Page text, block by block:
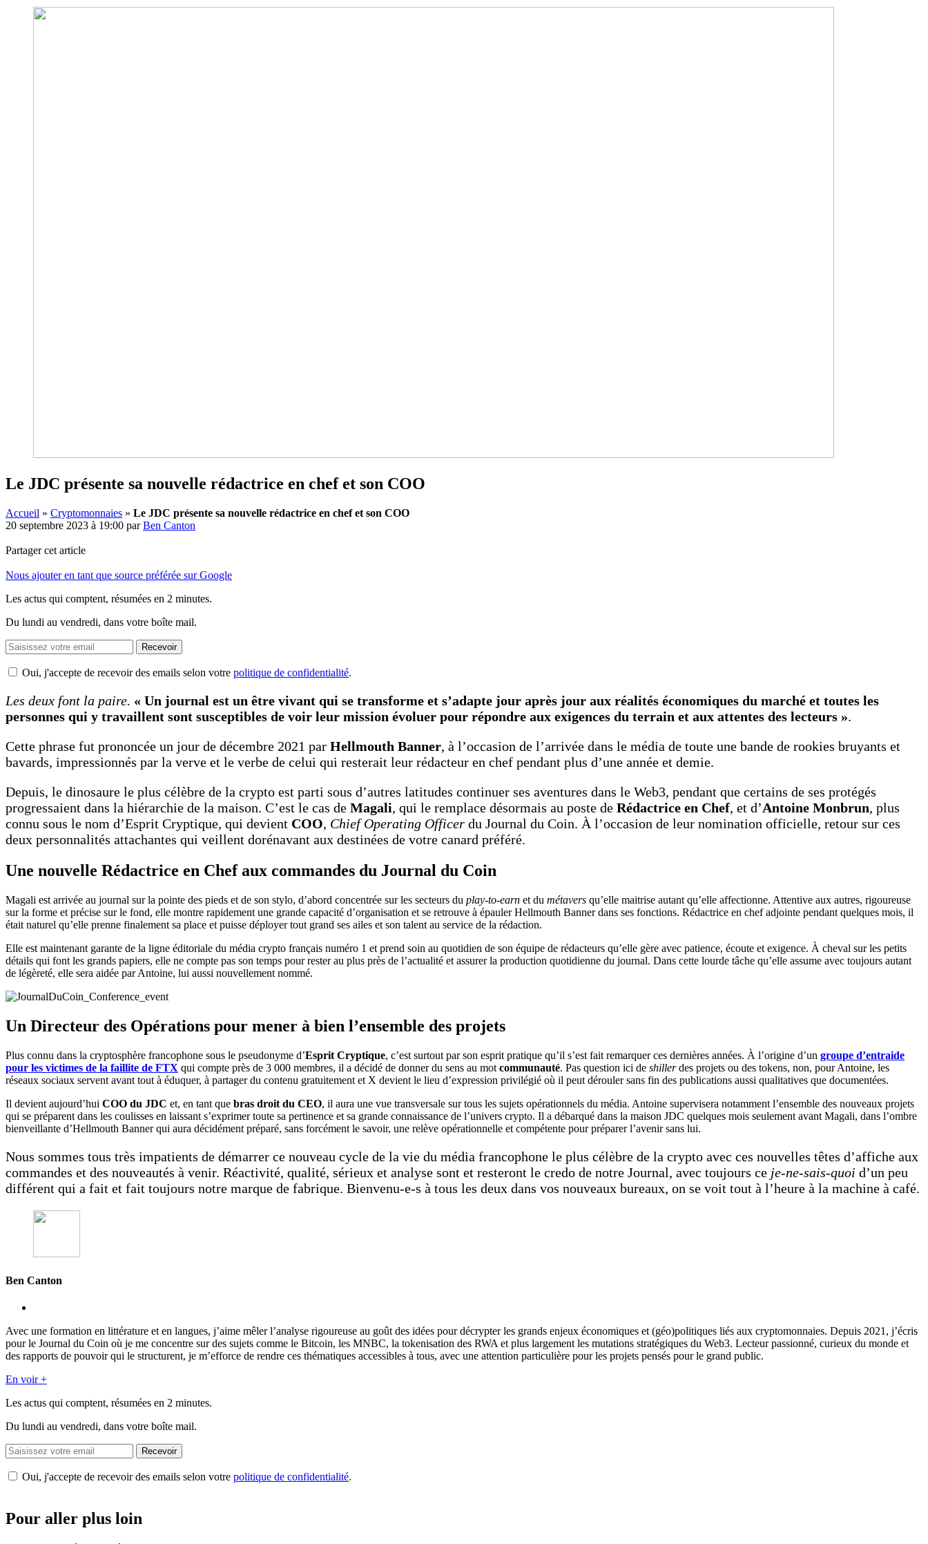
Le JDC présente sa nouvelle rédactrice en chef et son COO
Accueil » Cryptomonnaies » Le JDC présente sa nouvelle rédactrice en chef et son COO
20 septembre 2023 à 19:00 parBen Canton
Partager cet article
Nous ajouter en tant que source préférée sur Google
Les actus qui comptent, résumées en 2 minutes.
Du lundi au vendredi, dans votre boîte mail.
Recevoir
Oui, j'accepte de recevoir des emails selon votre politique de confidentialité.
Les deux font la paire. « Un journal est un être vivant qui se transforme et s’adapte jour après jour aux réalités économiques du marché et toutes les
personnes qui y travaillent sont susceptibles de voir leur mission évoluer pour répondre aux exigences du terrain et aux attentes des lecteurs ».
Cette phrase fut prononcée un jour de décembre 2021 par Hellmouth Banner, à l’occasion de l’arrivée dans le média de toute une bande de rookies bruyants et
bavards, impressionnés par la verve et le verbe de celui qui resterait leur rédacteur en chef pendant plus d’une année et demie.
Depuis, le dinosaure le plus célèbre de la crypto est parti sous d’autres latitudes continuer ses aventures dans le Web3, pendant que certains de ses protégés
progressaient dans la hiérarchie de la maison. C’est le cas de Magali, qui le remplace désormais au poste de Rédactrice en Chef, et d’Antoine Monbrun, plus
connu sous le nom d’Esprit Cryptique, qui devient COO, Chief Operating Officer du Journal du Coin. À l’occasion de leur nomination officielle, retour sur ces
deux personnalités attachantes qui veillent dorénavant aux destinées de votre canard préféré.
Une nouvelle Rédactrice en Chef aux commandes du Journal du Coin
Magali est arrivée au journal sur la pointe des pieds et de son stylo, d’abord concentrée sur les secteurs du play-to-earn et du métavers qu’elle maitrise autant qu’elle affectionne. Attentive aux autres, rigoureuse
sur la forme et précise sur le fond, elle montre rapidement une grande capacité d’organisation et se retrouve à épauler Hellmouth Banner dans ses fonctions. Rédactrice en chef adjointe pendant quelques mois, il
était naturel qu’elle prenne finalement sa place et puisse déployer tout grand ses ailes et son talent au service de la rédaction.
Elle est maintenant garante de la ligne éditoriale du média crypto français numéro 1 et prend soin au quotidien de son équipe de rédacteurs qu’elle gère avec patience, écoute et exigence. À cheval sur les petits
détails qui font les grands papiers, elle ne compte pas son temps pour rester au plus près de l’actualité et assurer la production quotidienne du journal. Dans cette lourde tâche qu’elle assume avec toujours autant
de légèreté, elle sera aidée par Antoine, lui aussi nouvellement nommé.
Un Directeur des Opérations pour mener à bien l’ensemble des projets
Plus connu dans la cryptosphère francophone sous le pseudonyme d’Esprit Cryptique, c’est surtout par son esprit pratique qu’il s’est fait remarquer ces dernières années. À l’origine d’un groupe d’entraide
pour les victimes de la faillite de FTX qui compte près de 3 000 membres, il a décidé de donner du sens au mot communauté. Pas question ici de shillerdes projets ou des tokens, non, pour Antoine, les
réseaux sociaux servent avant tout à éduquer, à partager du contenu gratuitement et X devient le lieu d’expression privilégié où il peut dérouler sans fin des publications aussi qualitatives que documentées.
Il devient aujourd’hui COO du JDC et, en tant que bras droit du CEO, il aura une vue transversale sur tous les sujets opérationnels du média. Antoine supervisera notamment l’ensemble des nouveaux projets
qui se préparent dans les coulisses en laissant s’exprimer toute sa pertinence et sa grande connaissance de l’univers crypto. Il a débarqué dans la maison JDC quelques mois seulement avant Magali, dans l’ombre
bienveillante d’Hellmouth Banner qui aura décidément préparé, sans forcément le savoir, une relève opérationnelle et compétente pour préparer l’avenir sans lui.
Nous sommes tous très impatients de démarrer ce nouveau cycle de la vie du média francophone le plus célèbre de la crypto avec ces nouvelles têtes d’affiche aux
commandes et des nouveautés à venir. Réactivité, qualité, sérieux et analyse sont et resteront le credo de notre Journal, avec toujours ce je-ne-sais-quoi d’un peu
différent qui a fait et fait toujours notre marque de fabrique. Bienvenu-e-s à tous les deux dans vos nouveaux bureaux, on se voit tout à l’heure à la machine à café.
Ben Canton
Avec une formation en littérature et en langues, j’aime mêler l’analyse rigoureuse au goût des idées pour décrypter les grands enjeux économiques et (géo)politiques liés aux cryptomonnaies. Depuis 2021, j’écris
pour le Journal du Coin où je me concentre sur des sujets comme le Bitcoin, les MNBC, la tokenisation des RWA et plus largement les mutations stratégiques du Web3. Lecteur passionné, curieux du monde et
des rapports de pouvoir qui le structurent, je m’efforce de rendre ces thématiques accessibles à tous, avec une attention particulière pour les projets pensés pour le grand public.
En voir +
Les actus qui comptent, résumées en 2 minutes.
Du lundi au vendredi, dans votre boîte mail.
Recevoir
Oui, j'accepte de recevoir des emails selon votre politique de confidentialité.
Pour aller plus loin